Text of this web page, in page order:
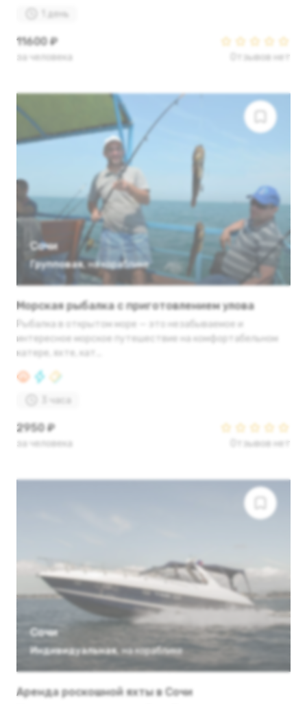
1 день
11600 ₽
за человека Отзывов нет
Сочи
Групповая, на кораблике
Морская рыбалка с приготовлением улова
Рыбалка в открытом море — это незабываемое и
интересное морское путешествие на комфортабельном
катере, яхте, кат...
3 часа
2950 ₽
за человека Отзывов нет
Сочи
Индивидуальная, на кораблике
Аренда роскошной яхты в Сочи